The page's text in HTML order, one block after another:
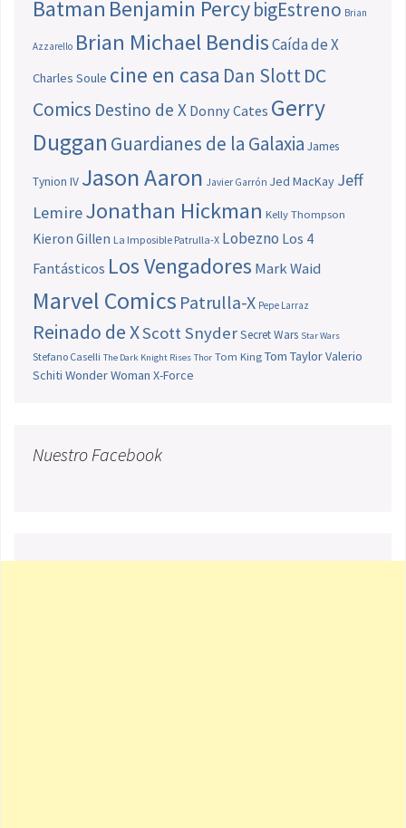
Batman Benjamin PercybigEstreno Brian
Azzarello Brian Michael BendisCaída de X
Charles Soule cine en casa Dan SlottDC
Comics Destino de X Donny Cates Gerry
Duggan Guardianes de la Galaxia James
Tynion IV Jason Aaron Javier Garrón Jed MacKay Jeff
LemireJonathan Hickman Kelly Thompson
Kieron Gillen La Imposible Patrulla-X Lobezno Los 4
Fantásticos Los Vengadores Mark Waid
Marvel Comics Patrulla-X Pepe Larraz
Reinado de XScott SnyderSecret Wars Star Wars
Stefano Caselli The Dark Knight Rises Thor Tom King Tom TaylorValerio
Schiti Wonder Woman X-Force
Nuestro Facebook